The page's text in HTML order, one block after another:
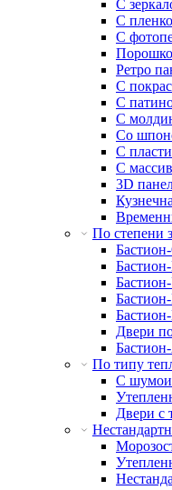
С
С
С
Ретро
С
С
С
Со
С
С
3D
По степени
Двери
По типу
С
Двери с